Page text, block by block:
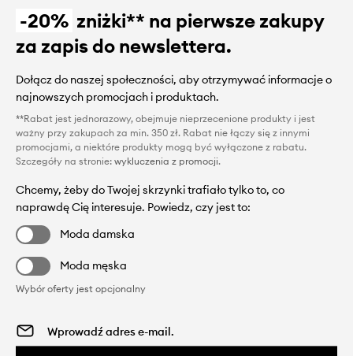
-20% zniżki** na pierwsze zakupy
za zapis do newslettera.
Dołącz do naszej społeczności, aby otrzymywać informacje o
najnowszych promocjach i produktach.
**Rabat jest jednorazowy, obejmuje nieprzecenione produkty i jest
ważny przy zakupach za min. 350 zł. Rabat nie łączy się z innymi
promocjami, a niektóre produkty mogą być wyłączone z rabatu.
Szczegóły na stronie: wykluczenia z promocji.
Chcemy, żeby do Twojej skrzynki trafiało tylko to, co
naprawdę Cię interesuje. Powiedz, czy jest to:
Moda damska
Moda męska
Wybór oferty jest opcjonalny